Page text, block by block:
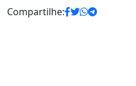
Compartilhe: